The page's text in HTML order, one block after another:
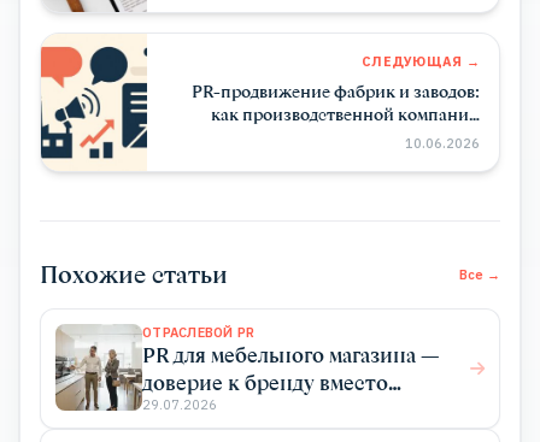
СЛЕДУЮЩАЯ →
PR-продвижение фабрик и заводов:
как производственной компании
стать заметной в отрасли
10.06.2026
Похожие статьи Все →
ОТРАСЛЕВОЙ PR
PR для мебельного магазина —
доверие к бренду вместо
бесконечных акций
29.07.2026